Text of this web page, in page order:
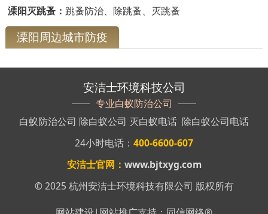
溧阳灭跳蚤： 跳蚤防治、除跳蚤、灭跳蚤
溧阳周边城市防疫
安洁士环境科技公司
专业白蚁防治公司
白蚁防治公司 除白蚁公司 灭白蚁电话 除白蚁公司电话
24小时电话： 400-6600-607
安洁士官网： www.bjtxyg.com
© 2025 杭州安洁士环境科技有限公司 版权所有